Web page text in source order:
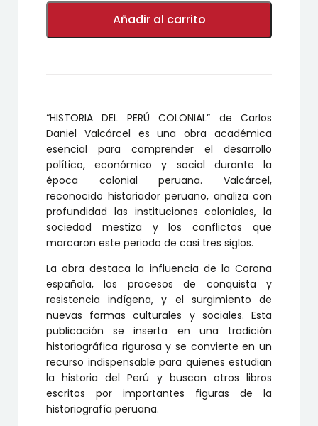
HISTORIA
PERÚ
Añadir al carrito
“HISTORIA DEL PERÚ COLONIAL” de Carlos
Daniel Valcárcel es una obra académica
esencial para comprender el desarrollo
político, económico y social durante la
época colonial peruana. Valcárcel,
reconocido historiador peruano, analiza con
profundidad las instituciones coloniales, la
sociedad mestiza y los conflictos que
marcaron este periodo de casi tres siglos.
La obra destaca la influencia de la Corona
española, los procesos de conquista y
resistencia indígena, y el surgimiento de
nuevas formas culturales y sociales. Esta
publicación se inserta en una tradición
historiográfica rigurosa y se convierte en un
recurso indispensable para quienes estudian
la historia del Perú y buscan otros libros
escritos por importantes figuras de la
historiografía peruana.